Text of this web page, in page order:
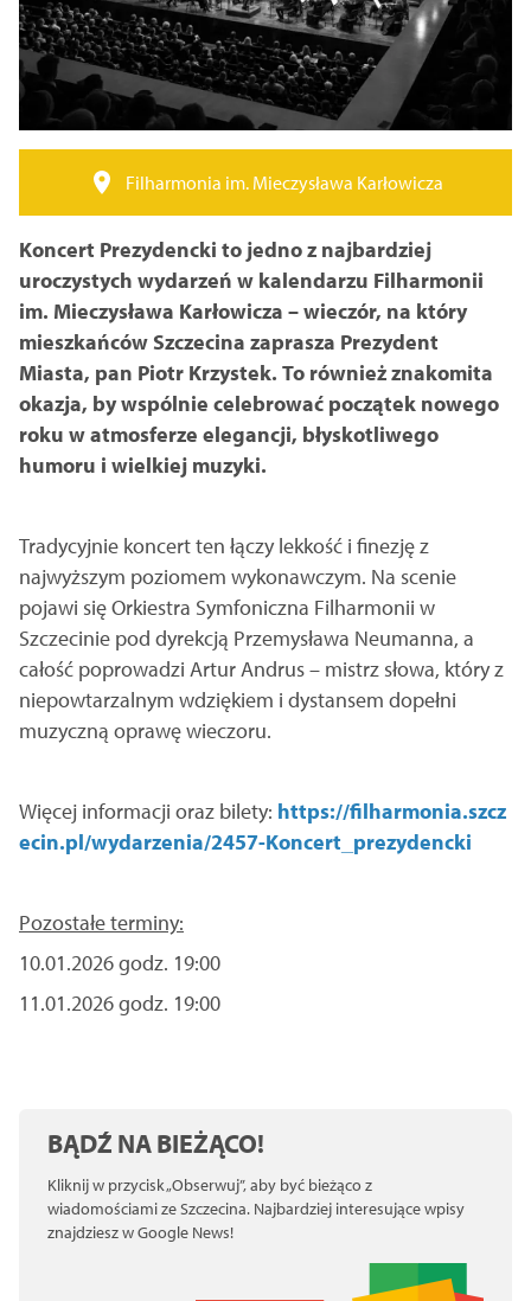
Filharmonia im. Mieczysława Karłowicza
Koncert Prezydencki to jedno z najbardziej
uroczystych wydarzeń w kalendarzu Filharmonii
im. Mieczysława Karłowicza – wieczór, na który
mieszkańców Szczecina zaprasza Prezydent
Miasta, pan Piotr Krzystek. To również znakomita
okazja, by wspólnie celebrować początek nowego
roku w atmosferze elegancji, błyskotliwego
humoru i wielkiej muzyki.
Tradycyjnie koncert ten łączy lekkość i finezję z
najwyższym poziomem wykonawczym. Na scenie
pojawi się Orkiestra Symfoniczna Filharmonii w
Szczecinie pod dyrekcją Przemysława Neumanna, a
całość poprowadzi Artur Andrus – mistrz słowa, który z
niepowtarzalnym wdziękiem i dystansem dopełni
muzyczną oprawę wieczoru.
Więcej informacji oraz bilety: https://filharmonia.szcz
ecin.pl/wydarzenia/2457-Koncert_prezydencki
Pozostałe terminy:
10.01.2026 godz. 19:00
11.01.2026 godz. 19:00
BĄDŹ NA BIEŻĄCO!
Kliknij w przycisk „Obserwuj”, aby być bieżąco z
wiadomościami ze Szczecina. Najbardziej interesujące wpisy
znajdziesz w Google News!